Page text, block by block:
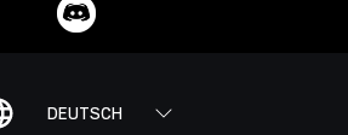
DEUTSCH